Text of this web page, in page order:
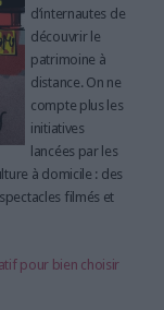
d’internautes de
découvrir le
patrimoine à
distance. On ne
compte plus les
initiatives
lancées par les
à domicile : des
filmés et
pour bien choisir